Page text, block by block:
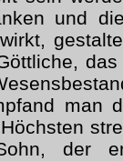
und
man
der